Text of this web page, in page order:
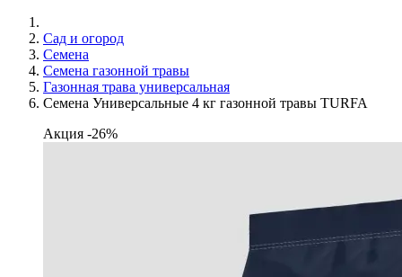
Сад и огород
Семена
Семена газонной травы
Газонная трава универсальная
Семена Универсальные 4 кг газонной травы TURFA
Акция -26%